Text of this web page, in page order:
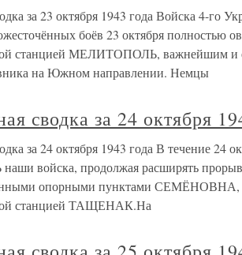
за 23 октября 1943 года Войска 4-го
боёв 23 октября полностью
станцией МЕЛИТОПОЛЬ, важнейшим и
на Южном направлении. Немцы
сводка за 24 октября
за 24 октября 1943 года В течение 24
войска, продолжая расширять прорыв
опорными пунктами
станцией ТАЩЕНАК.На